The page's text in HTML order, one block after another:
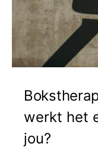
werkt het
jou?